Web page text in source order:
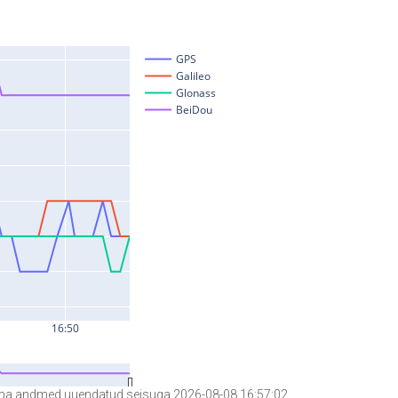
andmed uuendatud seisuga 2026-08-08 16:57:02